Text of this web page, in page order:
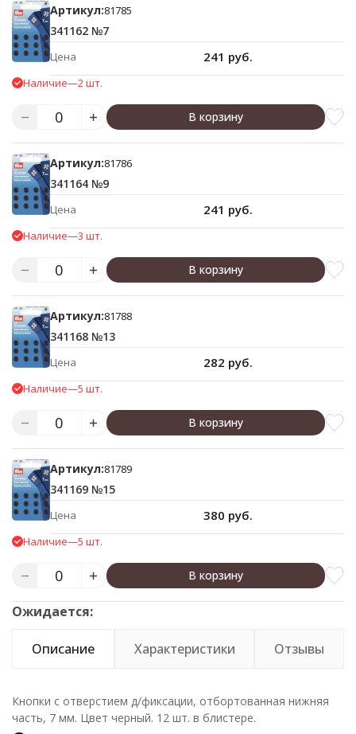
Артикул:81785
341162 №7
Цена 241 руб.
Наличие—2 шт.
В корзину
Артикул:81786
341164 №9
Цена 241 руб.
Наличие—3 шт.
В корзину
Артикул:81788
341168 №13
Цена 282 руб.
Наличие—5 шт.
В корзину
Артикул:81789
341169 №15
Цена 380 руб.
Наличие—5 шт.
В корзину
Ожидается:
Описание Характеристики Отзывы
Кнопки с отверстием д/фиксации, отбортованная нижняя
часть, 7 мм. Цвет черный. 12 шт. в блистере.